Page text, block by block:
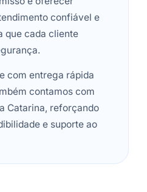
confiável e
que cada cliente
com entrega rápida
contamos com
Catarina, reforçando
e suporte ao